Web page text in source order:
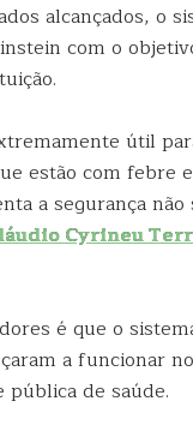
alcançados, o
com o
útil
estão com febre
a segurança
Cyrineu
é que o
a funcionar
de saúde.